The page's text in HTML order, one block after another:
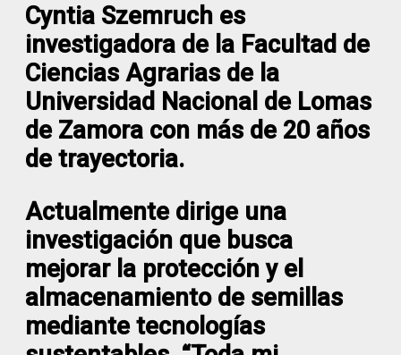
Cyntia Szemruch es
investigadora de la Facultad de
Ciencias Agrarias de la
Universidad Nacional de Lomas
de Zamora con más de 20 años
de trayectoria.
Actualmente dirige una
investigación que busca
mejorar la protección y el
almacenamiento de semillas
mediante tecnologías